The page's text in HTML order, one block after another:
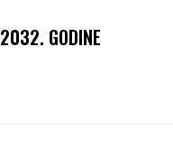
GODINE